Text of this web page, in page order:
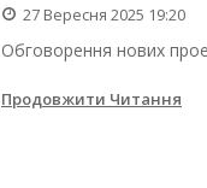
27 Вересня 2025 19:20
Обговорення нових
Продовжити Читання